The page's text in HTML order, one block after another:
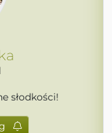
słodkości!